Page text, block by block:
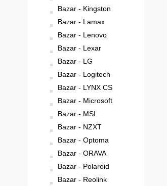
Bazar - Kingston
Bazar - Lamax
Bazar - Lenovo
Bazar - Lexar
Bazar - LG
Bazar - Logitech
Bazar - LYNX CS
Bazar - Microsoft
Bazar - MSI
Bazar - NZXT
Bazar - Optoma
Bazar - ORAVA
Bazar - Polaroid
Bazar - Reolink